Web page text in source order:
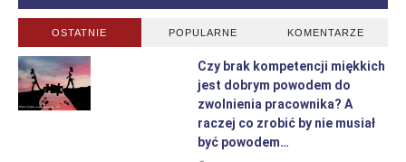
OSTATNIE POPULARNE KOMENTARZE
Czy brak kompetencji miękkich
jest dobrym powodem do
zwolnienia pracownika? A
raczej co zrobić by nie musiał
być powodem…